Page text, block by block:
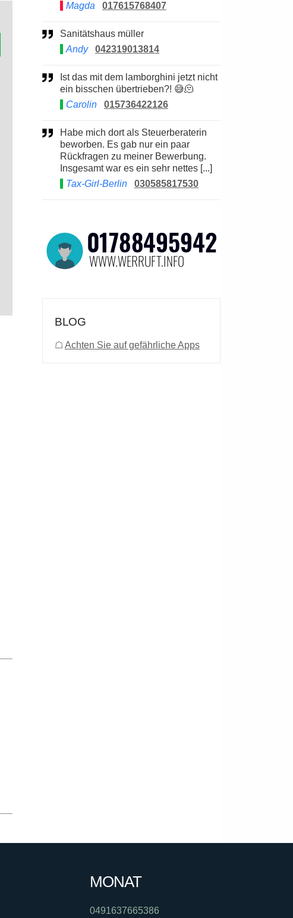
Magda
017615768407
Sanitätshaus müller
Andy
042319013814
ein bisschen übertrieben?! 😅🫠
Carolin
015736422126
Habe mich dort als Steuerberaterin
beworben. Es gab nur ein paar
Rückfragen zu meiner Bewerbung.
Insgesamt war es ein sehr nettes [...]
Tax-Girl-Berlin
030585817530
BLOG
☖ Achten Sie auf gefährliche Apps
MONAT
0491637665386